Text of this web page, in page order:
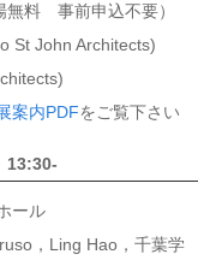
料 事前申込不要）
St John Architects)
案内PDFをご覧下さい
13:30-
ール
，Ling Hao，千葉学